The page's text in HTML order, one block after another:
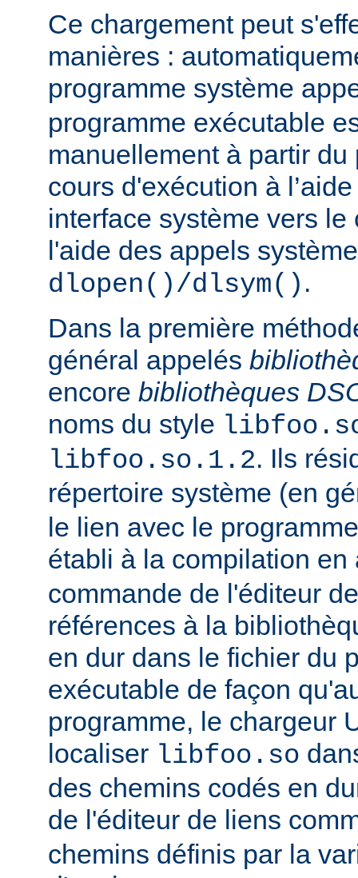
Ce chargement peut
manières :
programme système
programme exécutable
manuellement à partir du
cours d'exécution à
interface système vers
l'aide des appels système
dlopen()/dlsym() .
Dans la première
général appelés
encore bibliothèques
noms du style
libfoo.so.1.2. Ils
répertoire système (en
le lien avec le
établi à la compilation
commande de l'éditeur
références à la
en dur dans le fichier du
exécutable de façon
programme, le chargeur
localiser libfoo.so
des chemins codés en
de l'éditeur de liens
chemins définis par la